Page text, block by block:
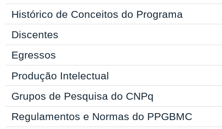
Histórico de Conceitos do Programa
Discentes
Egressos
Produção Intelectual
Grupos de Pesquisa do CNPq
Regulamentos e Normas do PPGBMC